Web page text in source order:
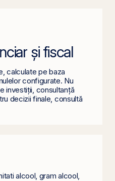
și fiscal
calculate pe baza
configurate. Nu
investiții, consultanță
decizii finale, consultă
alcool, gram alcool,